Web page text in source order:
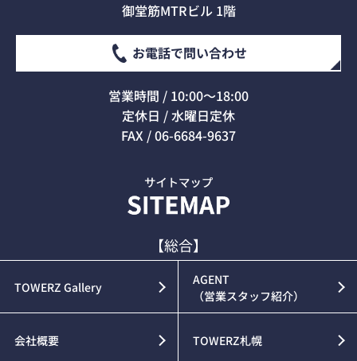
御堂筋MTRビル 1階
お電話で問い合わせ
営業時間 / 10:00～18:00
定休日 / 水曜日定休
FAX / 06-6684-9637
【総合】
TOWERZ Gallery
AGENT
（営業スタッフ紹介）
会社概要 TOWERZ札幌